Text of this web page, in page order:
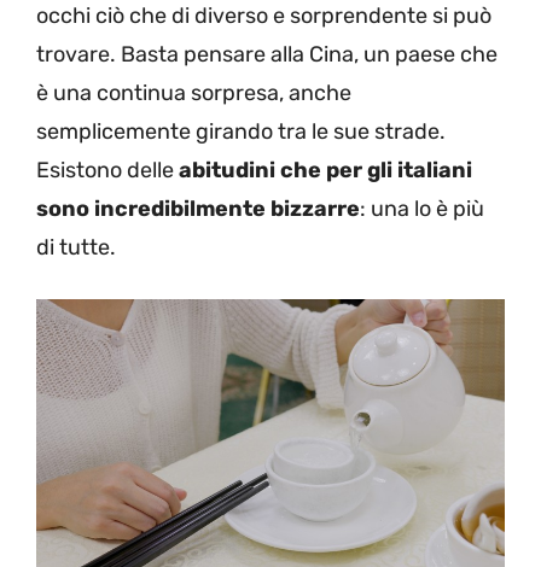
occhi ciò che di diverso e sorprendente si può
trovare. Basta pensare alla Cina, un paese che
è una continua sorpresa, anche
semplicemente girando tra le sue strade.
Esistono delleabitudini che per gli italiani
sono incredibilmente bizzarre: una lo è più
di tutte.